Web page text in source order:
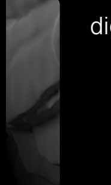
digital